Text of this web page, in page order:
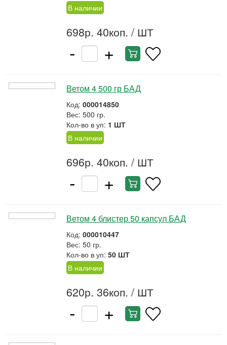
В наличии
698р. 40коп. / ШТ
- +
Ветом 4 500 гр БАД
Код: 000014850
Вес: 500 гр.
Кол-во в уп: 1 ШТ
В наличии
696р. 40коп. / ШТ
- +
Ветом 4 блистер 50 капсул БАД
Код: 000010447
Вес: 50 гр.
Кол-во в уп: 50 ШТ
В наличии
620р. 36коп. / ШТ
- +